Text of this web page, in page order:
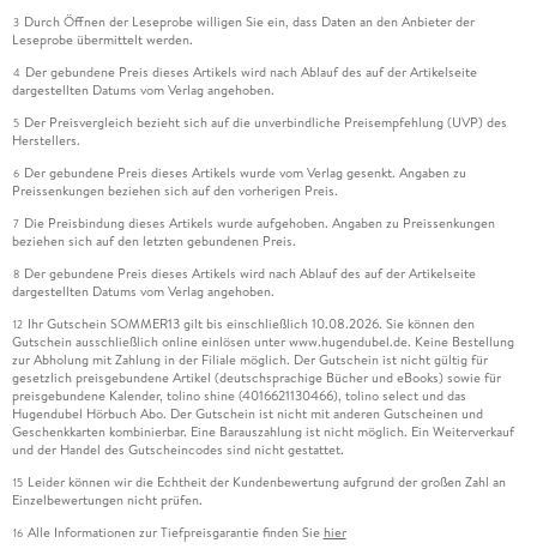
3 Durch Öffnen der Leseprobe willigen Sie ein, dass Daten an den Anbieter der
Leseprobe übermittelt werden.
4 Der gebundene Preis dieses Artikels wird nach Ablauf des auf der Artikelseite
dargestellten Datums vom Verlag angehoben.
5 Der Preisvergleich bezieht sich auf die unverbindliche Preisempfehlung (UVP) des
Herstellers.
6 Der gebundene Preis dieses Artikels wurde vom Verlag gesenkt. Angaben zu
Preissenkungen beziehen sich auf den vorherigen Preis.
7 Die Preisbindung dieses Artikels wurde aufgehoben. Angaben zu Preissenkungen
beziehen sich auf den letzten gebundenen Preis.
8 Der gebundene Preis dieses Artikels wird nach Ablauf des auf der Artikelseite
dargestellten Datums vom Verlag angehoben.
12 Ihr Gutschein SOMMER13 gilt bis einschließlich 10.08.2026. Sie können den
Gutschein ausschließlich online einlösen unter www.hugendubel.de. Keine Bestellung
zur Abholung mit Zahlung in der Filiale möglich. Der Gutschein ist nicht gültig für
gesetzlich preisgebundene Artikel (deutschsprachige Bücher und eBooks) sowie für
preisgebundene Kalender, tolino shine (4016621130466), tolino select und das
Hugendubel Hörbuch Abo. Der Gutschein ist nicht mit anderen Gutscheinen und
Geschenkkarten kombinierbar. Eine Barauszahlung ist nicht möglich. Ein Weiterverkauf
und der Handel des Gutscheincodes sind nicht gestattet.
15 Leider können wir die Echtheit der Kundenbewertung aufgrund der großen Zahl an
Einzelbewertungen nicht prüfen.
16 Alle Informationen zur Tiefpreisgarantie finden Sie hier